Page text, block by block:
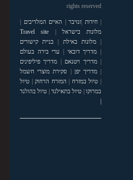
rights reserved
|חידות |זנזיבר | האיים המלדיבים |
מלונות בישראל |
Travel site
|מלונות באילת | בניית קישורים
| מדריך דובאי | ערי בירה בעולם
|מדריך ויטנאם | מדריך פיליפינים
|מדריך יפן | סקירת מוצרי חשמל
| טיול במזרח | המזרח הרחוק| טיול
במרוקו| טיול בתאילנד| טיול בהולנד
|